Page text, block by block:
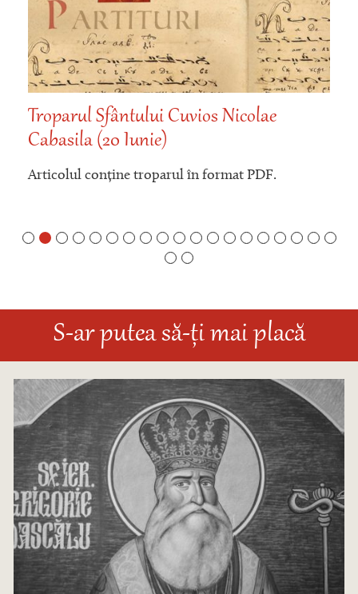
Troparul Sfântului Cuvios Nicolae
Cabasila (20 Iunie)
Articolul conține troparul în format PDF.
S-ar putea să-ți mai placă